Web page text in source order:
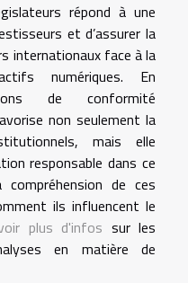
répond à une
et d’assurer la
internationaux face à la
numériques. En
de conformité
non seulement la
mais elle
responsable dans ce
de ces
ils influencent le
plus d'infos sur les
en matière de